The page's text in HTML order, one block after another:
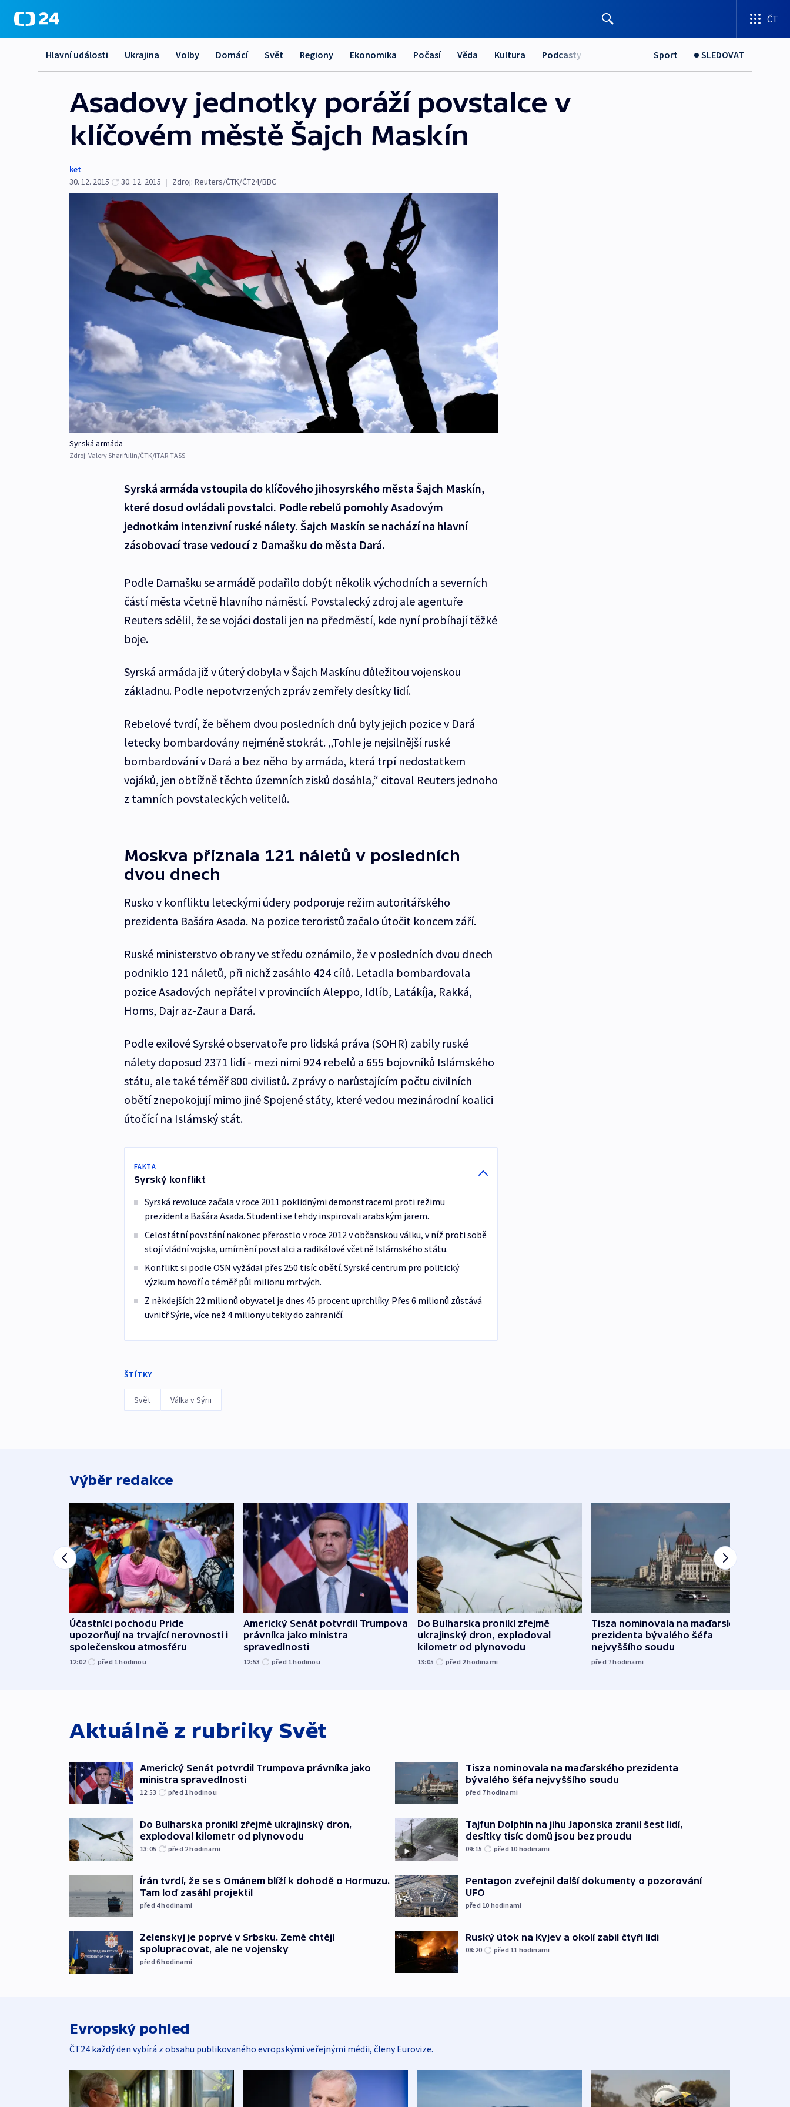
ČT
Hlavní události Ukrajina Volby Domácí Svět Regiony Ekonomika Počasí Věda Kultura Podcasty Sport SLEDOVAT
Asadovy jednotky poráží povstalce v
klíčovém městě Šajch Maskín
ket
30. 12. 2015
30. 12. 2015 | Zdroj: Reuters/ČTK/ČT24/BBC
Syrská armáda
Zdroj: Valery Sharifulin/ČTK/ITAR-TASS
Syrská armáda vstoupila do klíčového jihosyrského města Šajch Maskín,
které dosud ovládali povstalci. Podle rebelů pomohly Asadovým
jednotkám intenzivní ruské nálety. Šajch Maskín se nachází na hlavní
zásobovací trase vedoucí z Damašku do města Dará.
Podle Damašku se armádě podařilo dobýt několik východních a severních
částí města včetně hlavního náměstí. Povstalecký zdroj ale agentuře
Reuters sdělil, že se vojáci dostali jen na předměstí, kde nyní probíhají těžké
boje.
Syrská armáda již v úterý dobyla v Šajch Maskínu důležitou vojenskou
základnu. Podle nepotvrzených zpráv zemřely desítky lidí.
Rebelové tvrdí, že během dvou posledních dnů byly jejich pozice v Dará
letecky bombardovány nejméně stokrát. „Tohle je nejsilnější ruské
bombardování v Dará a bez něho by armáda, která trpí nedostatkem
vojáků, jen obtížně těchto územních zisků dosáhla,“ citoval Reuters jednoho
z tamních povstaleckých velitelů.
Moskva přiznala 121 náletů v posledních
dvou dnech
Rusko v konfliktu leteckými údery podporuje režim autoritářského
prezidenta Bašára Asada. Na pozice teroristů začalo útočit koncem září.
Ruské ministerstvo obrany ve středu oznámilo, že v posledních dvou dnech
podniklo 121 náletů, při nichž zasáhlo 424 cílů. Letadla bombardovala
pozice Asadových nepřátel v provinciích Aleppo, Idlíb, Latákíja, Rakká,
Homs, Dajr az-Zaur a Dará.
Podle exilové Syrské observatoře pro lidská práva (SOHR) zabily ruské
nálety doposud 2371 lidí - mezi nimi 924 rebelů a 655 bojovníků Islámského
státu, ale také téměř 800 civilistů. Zprávy o narůstajícím počtu civilních
obětí znepokojují mimo jiné Spojené státy, které vedou mezinárodní koalici
útočící na Islámský stát.
FAKTA
Syrský konflikt
Syrská revoluce začala v roce 2011 poklidnými demonstracemi proti režimu
prezidenta Bašára Asada. Studenti se tehdy inspirovali arabským jarem.
Celostátní povstání nakonec přerostlo v roce 2012 v občanskou válku, v níž proti sobě
stojí vládní vojska, umírnění povstalci a radikálové včetně Islámského státu.
Konflikt si podle OSN vyžádal přes 250 tisíc obětí. Syrské centrum pro politický
výzkum hovoří o téměř půl milionu mrtvých.
Z někdejších 22 milionů obyvatel je dnes 45 procent uprchlíky. Přes 6 milionů zůstává
uvnitř Sýrie, více než 4 miliony utekly do zahraničí.
ŠTÍTKY
Svět Válka v Sýrii
Výběr redakce
Účastníci pochodu Pride
upozorňují na trvající nerovnosti i
společenskou atmosféru
12:02 před 1hodinou
Americký Senát potvrdil Trumpova
právníka jako ministra
spravedlnosti
12:53 před 1hodinou
Do Bulharska pronikl zřejmě
ukrajinský dron, explodoval
kilometr od plynovodu
13:05 před 2hodinami
Tisza nominovala na maďarského
prezidenta bývalého šéfa
nejvyššího soudu
před 7hodinami
Aktuálně z rubriky Svět
Americký Senát potvrdil Trumpova právníka jako
ministra spravedlnosti
12:53 před 1hodinou
Do Bulharska pronikl zřejmě ukrajinský dron,
explodoval kilometr od plynovodu
13:05 před 2hodinami
Írán tvrdí, že se s Ománem blíží k dohodě o Hormuzu.
Tam loď zasáhl projektil
před 4hodinami
Zelenskyj je poprvé v Srbsku. Země chtějí
spolupracovat, ale ne vojensky
před 6hodinami
Tisza nominovala na maďarského prezidenta
bývalého šéfa nejvyššího soudu
před 7hodinami
Tajfun Dolphin na jihu Japonska zranil šest lidí,
desítky tisíc domů jsou bez proudu
09:15 před 10 hodinami
Pentagon zveřejnil další dokumenty o pozorování
UFO
před 10 hodinami
Ruský útok na Kyjev a okolí zabil čtyři lidi
08:20 před 11 hodinami
Evropský pohled
ČT24 každý den vybírá z obsahu publikovaného evropskými veřejnými médii, členy Eurovize.